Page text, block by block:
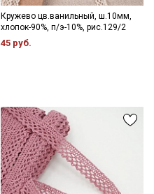
Кружево цв.ванильный, ш.10мм,
хлопок-90%, п/э-10%, рис.129/2
45 руб.